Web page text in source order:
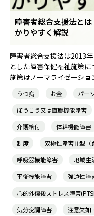
障害者総合支援法と
かりやすく解説
障害者総合支援法は2013
とした障害保健福祉施策
施策はノーマライゼーシ
うつ病 お金 パー
ぼうこう又は直腸機能障害
介護給付
体幹機能障害
制度
双極性障害Ⅱ型（
呼吸器機能障害
地域生
平衡機能障害
強迫性障
心的外傷後ストレス障害
気分変調障害
注意欠如